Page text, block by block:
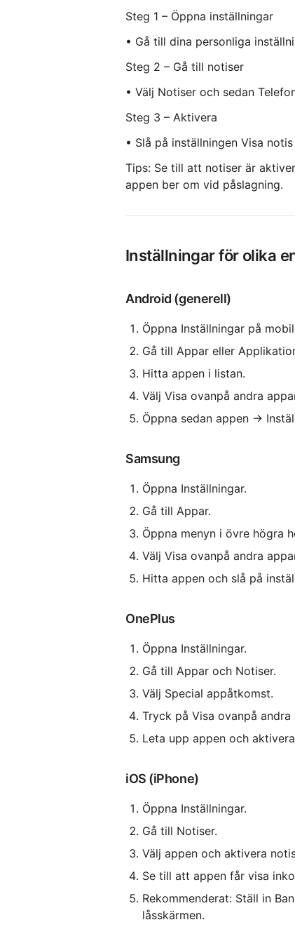
Steg 1 – Öppna inställningar
• Gå till dina personliga
Steg 2 – Gå till notiser
• Välj Notiser och sedan
Steg 3 – Aktivera
• Slå på inställningen Visa
Tips: Se till att notiser är
appen ber om vid påslagning.
Inställningar för olika
Android (generell)
Öppna Inställningar på
Gå till Appar eller
Hitta appen i listan.
Välj Visa ovanpå andra
Öppna sedan appen →
Samsung
Öppna Inställningar.
Gå till Appar.
Öppna menyn i övre högra
Välj Visa ovanpå andra
Hitta appen och slå på
OnePlus
Öppna Inställningar.
Gå till Appar och Notiser.
Välj Special appåtkomst.
Tryck på Visa ovanpå andra
Leta upp appen och
iOS (iPhone)
Öppna Inställningar.
Gå till Notiser.
Välj appen och aktivera
Se till att appen får visa
Rekommenderat: Ställ in
låsskärmen.